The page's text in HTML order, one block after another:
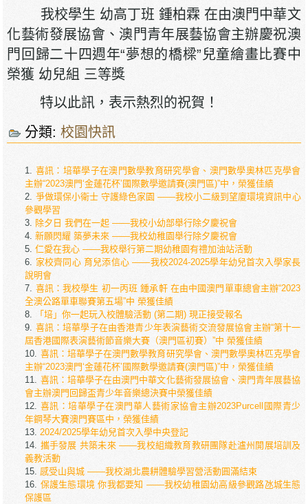
我校學生 幼高丁班 鍾柏霖 在由澳門中華文
化藝術發展協會、澳門青年展藝協會主辦慶祝澳
門回歸二十四週年“夢想的橋樑”兒童繪畫比賽中
榮獲 幼兒組 三等獎
特以此訊，表示熱烈的祝賀！
分類:校園快訊
喜訊：培華學子在澳門數學教育研究學會、澳門數學奧林匹克學會
主辦“2023澳門‘金蓮花杯’國際數學邀請賽(澳門區)”中，榮獲佳績
爭做環保小衛士 守護綠色家園 ——我校小二級到望廈環境資訊中心
參觀學習
除夕日 我們在一起 ——我校小幼部舉行除夕慶祝會
新願閃耀 築夢未來 ——我校幼稚園舉行除夕慶祝會
仁愛在我心 ——我校舉行第二期幼稚園有禮加油站活動
家校齊同心 育兒添信心 ——我校2024-2025學年幼兒首次入學家長
說明會
喜訊：我校學生 初一丙班 鍾承軒 在由中國澳門單車總會主辦“2023
全澳公路單車聯賽第五場”中 榮獲佳績
「培」你一起玩入校體驗活動 (第二期) 現正接受報名
喜訊：培華學子在由香港青少年表演藝術交流發展協會主辦“第十一
屆香港國際表演藝術節音樂大賽（澳門區初賽）”中 榮獲佳績
喜訊：培華學子在澳門數學教育研究學會、澳門數學奧林匹克學會
主辦“2023澳門‘金蓮花杯’國際數學邀請賽(澳門區)”中，榮獲佳績
喜訊：培華學子在由澳門中華文化藝術發展協會、澳門青年展藝協
會主辦澳門回歸盃青少年音樂總決賽中榮獲佳績
喜訊：培華學子在澳門華人藝術家協會主辦2023Purcell國際青少
年鋼琴大賽澳門賽區中，榮獲佳績
2024/2025學年幼兒首次入學中央登記
攜手發展 共築未來 ——我校組織教育教研團隊赴瀘州開展培訓及
義教活動
感受山與城 ——我校湖北農耕體驗學習營活動圓滿結束
保護生態環境 你我都要知 ——我校幼稚園幼高級參觀路氹城生態
保護區